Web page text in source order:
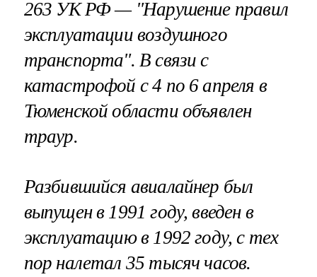
263 УК РФ — "Нарушение правил
эксплуатации воздушного
транспорта". В связи с
катастрофой с 4 по 6 апреля в
Тюменской области объявлен
траур.
Разбившийся авиалайнер был
выпущен в 1991 году, введен в
эксплуатацию в 1992 году, с тех
пор налетал 35 тысяч часов.